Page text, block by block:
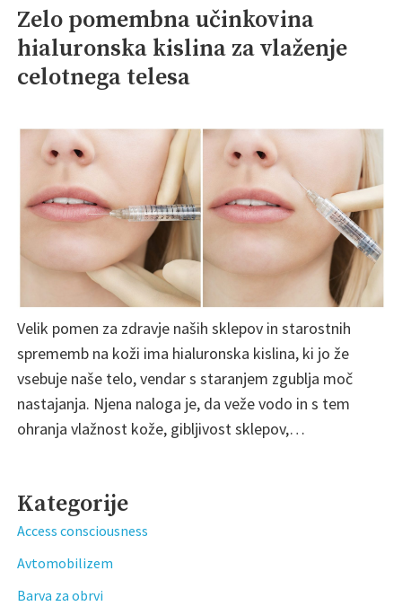
Zelo pomembna učinkovina
hialuronska kislina za vlaženje
celotnega telesa
Velik pomen za zdravje naših sklepov in starostnih
sprememb na koži ima hialuronska kislina, ki jo že
vsebuje naše telo, vendar s staranjem zgublja moč
nastajanja. Njena naloga je, da veže vodo in s tem
ohranja vlažnost kože, gibljivost sklepov,…
Kategorije
Access consciousness
Avtomobilizem
Barva za obrvi